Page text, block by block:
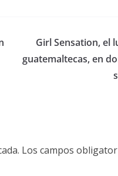
Girl Sensation, el
guatemaltecas, en
Los campos